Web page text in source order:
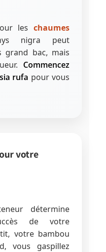
les chaumes
nigra peut
grand bac, mais
Commencez
rufa pour vous
votre
détermine
de votre
votre bambou
vous gaspillez